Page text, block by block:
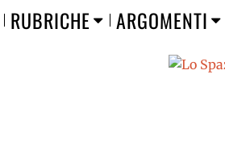
RUBRICHE ARGOMENTI